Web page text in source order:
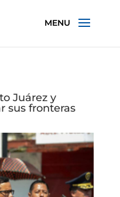
Juárez y
sus fronteras